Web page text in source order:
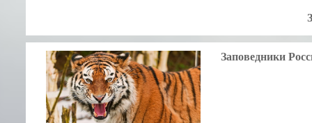
Заповедники